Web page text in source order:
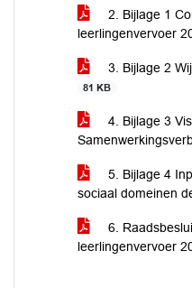
2. Bijlage 1
leerlingenvervoer
3. Bijlage 2
81 KB
4. Bijlage 3
5. Bijlage 4
sociaal domeinen
6.
leerlingenvervoer